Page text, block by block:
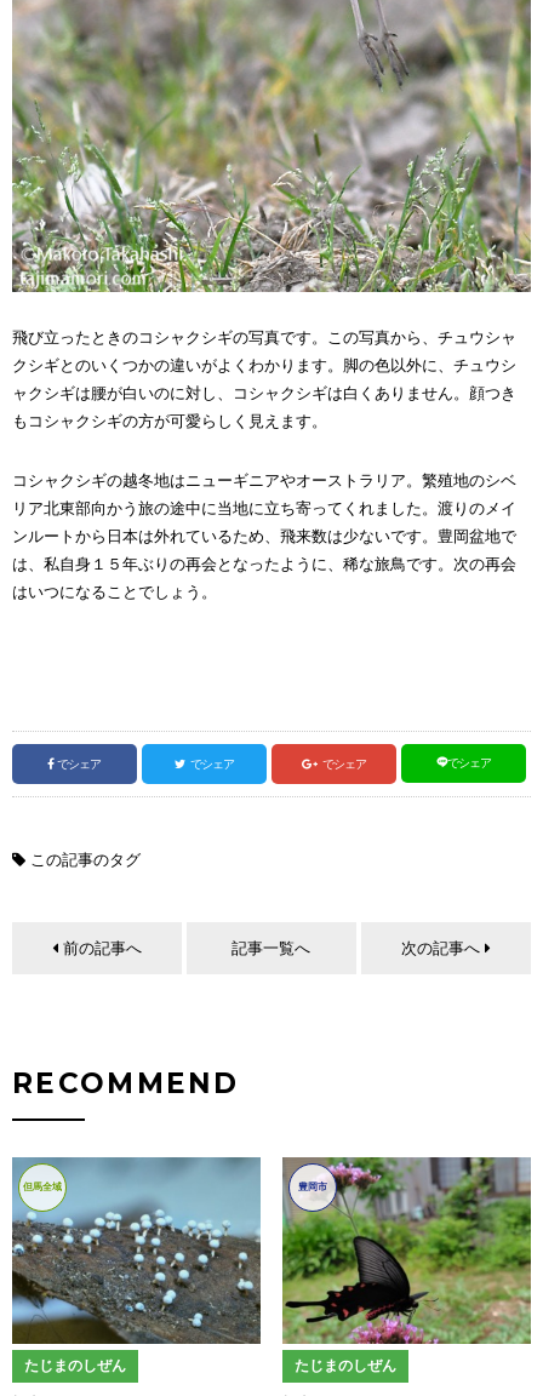
飛び立ったときのコシャクシギの写真です。この写真から、チュウシャ
クシギとのいくつかの違いがよくわかります。脚の色以外に、チュウシ
ャクシギは腰が白いのに対し、コシャクシギは白くありません。顔つき
もコシャクシギの方が可愛らしく見えます。
コシャクシギの越冬地はニューギニアやオーストラリア。繁殖地のシベ
リア北東部向かう旅の途中に当地に立ち寄ってくれました。渡りのメイ
ンルートから日本は外れているため、飛来数は少ないです。豊岡盆地で
は、私自身１５年ぶりの再会となったように、稀な旅鳥です。次の再会
はいつになることでしょう。
でシェア でシェア でシェア でシェア
この記事のタグ
前の記事へ 記事一覧へ 次の記事へ
RECOMMEND
但馬全域
たじまのしぜん
豊岡市
たじまのしぜん